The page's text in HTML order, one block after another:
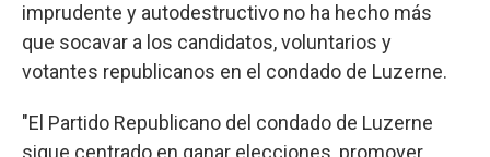
imprudente y autodestructivo no ha hecho más
que socavar a los candidatos, voluntarios y
votantes republicanos en el condado de Luzerne.
"El Partido Republicano del condado de Luzerne